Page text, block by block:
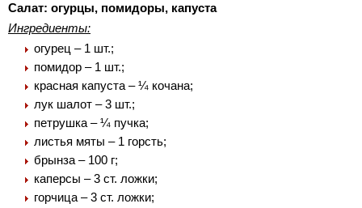
Салат: огурцы, помидоры, капуста
Ингредиенты:
огурец – 1 шт.;
помидор – 1 шт.;
красная капуста – ¼ кочана;
лук шалот – 3 шт.;
петрушка – ¼ пучка;
листья мяты – 1 горсть;
брынза – 100 г;
каперсы – 3 ст. ложки;
горчица – 3 ст. ложки;